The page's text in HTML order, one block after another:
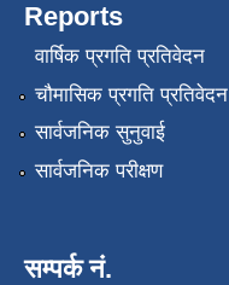
Reports
वार्षिक प्रगति प्रतिवेदन
चौमासिक प्रगति प्रतिवेदन
सार्वजनिक सुनुवाई
सार्वजनिक परीक्षण
सम्पर्क नं.